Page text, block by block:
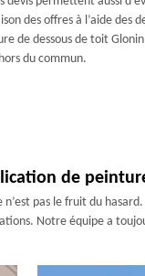
des offres à l’aide des
de dessous de toit
du commun.
de
pas le fruit du
Notre équipe a